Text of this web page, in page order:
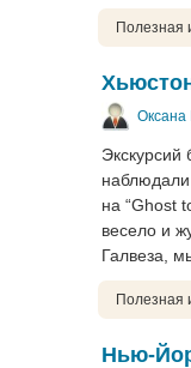
Полезная
Оксана
на “Ghost
весело и
Галвеза,
Полезная
Нью-